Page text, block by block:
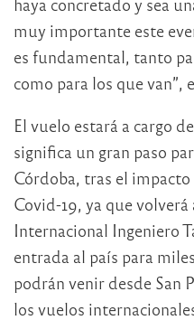
muy importante este
es fundamental, tanto
como para los que van”,
El vuelo estará a cargo
significa un gran paso
Córdoba, tras el
Covid-19, ya que
Internacional Ingeniero
entrada al país para
podrán venir desde San
los vuelos